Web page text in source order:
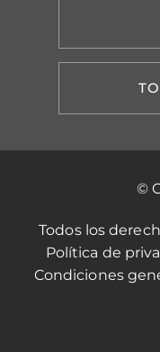
©
Todos los
Política de
Condiciones